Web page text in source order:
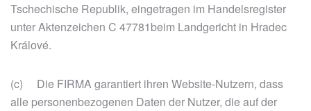
Tschechische Republik, eingetragen im Handelsregister
unter Aktenzeichen C 47781beim Landgericht in Hradec
Králové.
(c) Die FIRMA garantiert ihren Website-Nutzern, dass
alle personenbezogenen Daten der Nutzer, die auf der